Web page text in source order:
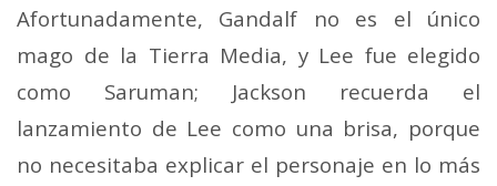
Afortunadamente, Gandalf no es el único
mago de la Tierra Media, y Lee fue elegido
como Saruman; Jackson recuerda el
lanzamiento de Lee como una brisa, porque
no necesitaba explicar el personaje en lo más